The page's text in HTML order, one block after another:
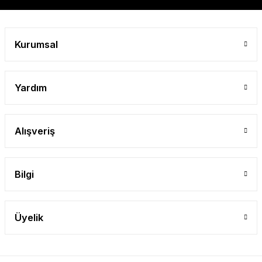
Kurumsal
Yardım
Alışveriş
Bilgi
Üyelik